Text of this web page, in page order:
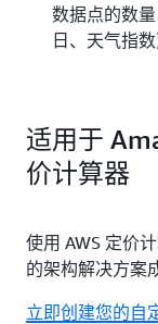
数据点的数
日、天气指数
适用于
价计算器
使用 AWS 定价
的架构解决方案
立即创建您的自